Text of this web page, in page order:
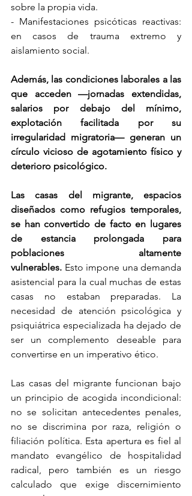
sobre la propia vida.
- Manifestaciones psicóticas reactivas:
en casos de trauma extremo y
aislamiento social.
Además, las condiciones laborales a las
que acceden —jornadas extendidas,
salarios por debajo del mínimo,
explotación facilitada por su
irregularidad migratoria— generan un
círculo vicioso de agotamiento físico y
deterioro psicológico.
Las casas del migrante, espacios
diseñados como refugios temporales,
se han convertido de facto en lugares
de estancia prolongada para
poblaciones altamente
vulnerables. Esto impone una demanda
asistencial para la cual muchas de estas
casas no estaban preparadas. La
necesidad de atención psicológica y
psiquiátrica especializada ha dejado de
ser un complemento deseable para
convertirse en un imperativo ético.
Las casas del migrante funcionan bajo
un principio de acogida incondicional:
no se solicitan antecedentes penales,
no se discrimina por raza, religión o
filiación política. Esta apertura es fiel al
mandato evangélico de hospitalidad
radical, pero también es un riesgo
calculado que exige discernimiento